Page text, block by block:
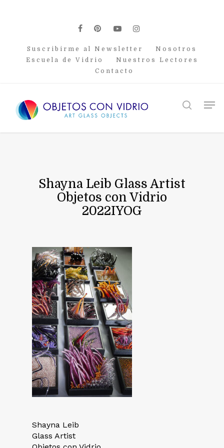
facebook
pinterest
youtubeinstagram
Suscribirme al Newsletter
Nosotros
Escuela de Vidrio
Nuestros Lectores
Contacto
search
Shayna Leib Glass Artist
Objetos con Vidrio
2022IYOG
Shayna Leib
Glass Artist